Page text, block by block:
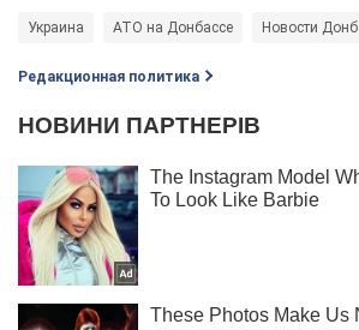
Украина АТО на Донбассе Новости
Редакционная политика